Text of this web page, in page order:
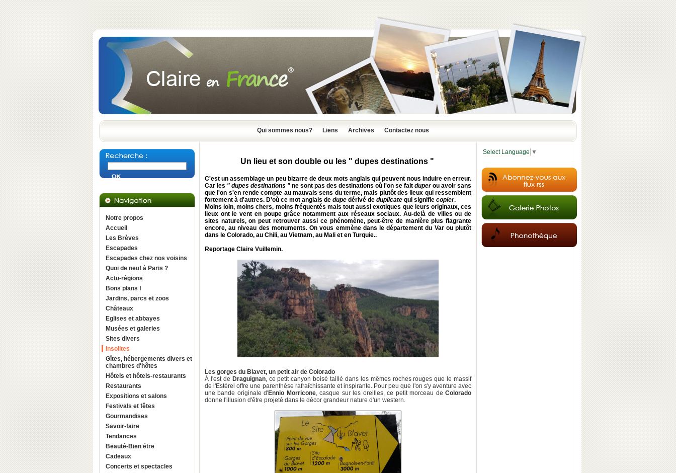
Qui sommes nous? Liens Archives Contactez nous
Notre propos
Accueil
Les Brèves
Escapades
Escapades chez nos voisins
Quoi de neuf à Paris ?
Actu-régions
Bons plans !
Jardins, parcs et zoos
Châteaux
Eglises et abbayes
Musées et galeries
Sites divers
Insolites
Gîtes, hébergements divers et
chambres d'hôtes
Hôtels et hôtels-restaurants
Restaurants
Expositions et salons
Festivals et fêtes
Gourmandises
Savoir-faire
Tendances
Beauté-Bien être
Cadeaux
Concerts et spectacles
Un lieu et son double ou les " dupes destinations "
C'est un assemblage un peu bizarre de deux mots anglais qui peuvent nous induire en erreur.
Car les " dupes destinations " ne sont pas des destinations où l'on se fait duperou avoir sans
que l'on s'en rende compte au mauvais sens du terme, mais plutôt des lieux qui ressemblent
fortement à d'autres. D'où ce mot anglais de dupe dérivé de duplicate qui signifie copier.
Moins loin, moins chers, moins fréquentés mais tout aussi exotiques que leurs originaux, ces
lieux ont le vent en poupe grâce notamment aux réseaux sociaux. Au-delà de villes ou de
sites naturels, on peut retrouver aussi ce phénomène, peut-être de manière plus flagrante
encore, au niveau des monuments. On vous emmène dans le département du Var ou plutôt
dans le Colorado, au Chili, au Vietnam, au Mali et en Turquie..
Reportage Claire Vuillemin.
Les gorges du Blavet, un petit air de Colorado
À l'est de Draguignan, ce petit canyon boisé taillé dans les mêmes roches rouges que le massif
de l'Estérel offre une parenthèse rafraîchissante et inspirante. Pour peu que l'on s'y aventure avec
une bande originale d'Ennio Morricone, casque sur les oreilles, ce petit morceau deColorado
donne l'illusion d'être projeté dans le décor grandeur nature d'un western.
Select Language ▼